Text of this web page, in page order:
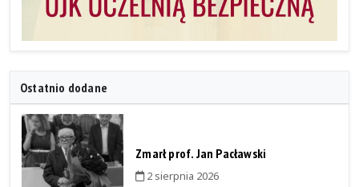
Ostatnio dodane
Zmarł prof. Jan Pacławski
2 sierpnia 2026